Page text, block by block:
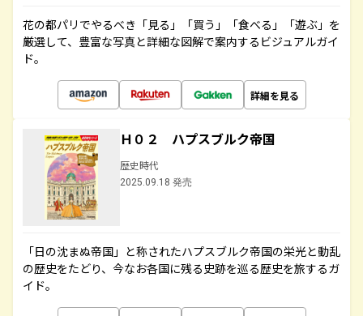
花の都パリでやるべき「見る」「買う」「食べる」「遊ぶ」を
厳選して、豊富な写真と詳細な図解で案内するビジュアルガイ
ド。
詳細を見る
Ｈ０２ ハプスブルク帝国
歴史時代
2025.09.18 発売
「日の沈まぬ帝国」と称されたハプスブルク帝国の栄光と動乱
の歴史をたどり、今なお各国に残る史跡を巡る歴史を旅するガ
イド。